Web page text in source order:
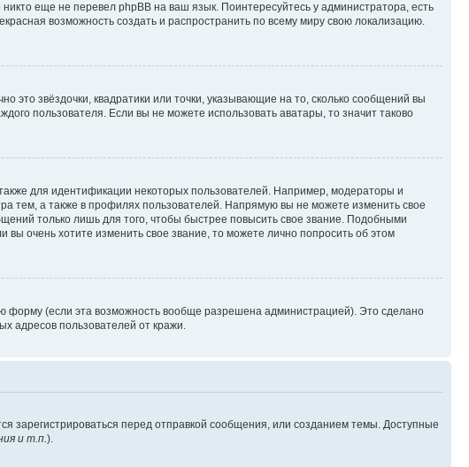
еще не перевел phpBB на ваш язык. Поинтересуйтесь у администратора, есть
возможность создать и распространить по всему миру свою локализацию.
это звёздочки, квадратики или точки, указывающие на то, сколько сообщений вы
пользователя. Если вы не можете использовать аватары, то значит таково
для идентификации некоторых пользователей. Например, модераторы и
тем, а также в профилях пользователей. Напрямую вы не можете изменить свое
только лишь для того, чтобы быстрее повысить свое звание. Подобными
очень хотите изменить свое звание, то можете лично попросить об этом
форму (если эта возможность вообще разрешена администрацией). Это сделано
адресов пользователей от кражи.
перед отправкой сообщения, или созданием темы. Доступные
и т.п.).